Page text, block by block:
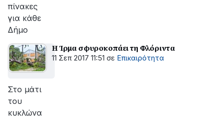
πίνακες
για κάθε
Δήμο
Η Ίρμα σφυροκοπάει τη Φλόριντα
11 Σεπ 2017 11:51 σε Επικαιρότητα
Στο μάτι
του
κυκλώνα